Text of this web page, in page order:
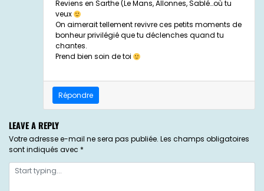
Reviens en Sarthe (Le Mans, Allonnes, Sablé…où tu
veux
On aimerait tellement revivre ces petits moments de
bonheur privilégié que tu déclenches quand tu
chantes.
Prend bien soin de toi
Répondre
LEAVE A REPLY
Votre adresse e-mail ne sera pas publiée. Les champs obligatoires
sont indiqués avec *